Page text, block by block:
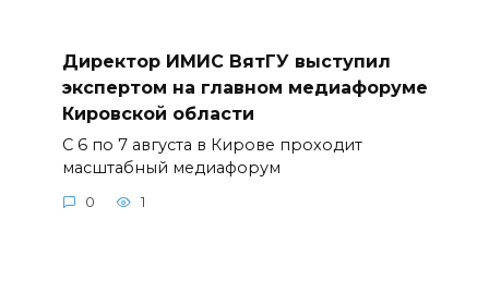
Директор ИМИС ВятГУ выступил
экспертом на главном медиафоруме
Кировской области
С 6 по 7 августа в Кирове проходит
масштабный медиафорум
0 1